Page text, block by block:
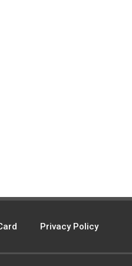
Privacy Policy